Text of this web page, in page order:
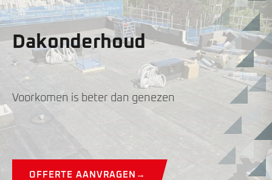
Dakonderhoud
Voorkomen is beter dan genezen
OFFERTE AANVRAGEN →